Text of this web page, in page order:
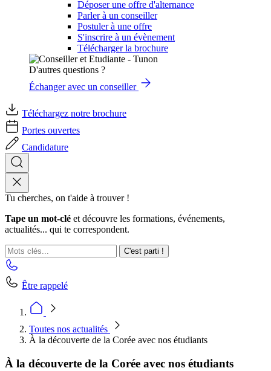
Déposer une offre d'alternance
Parler à un conseiller
Postuler à une offre
S'inscrire à un évènement
Télécharger la brochure
D'autres questions ?
Échanger avec un conseiller
Téléchargez notre brochure
Portes ouvertes
Candidature
Tu cherches, on t'aide à trouver !
Tape un mot-clé et découvre les formations, événements,
actualités... qui te correspondent.
C'est parti !
Être rappelé
Toutes nos actualités
À la découverte de la Corée avec nos étudiants
À la découverte de la Corée avec nos étudiants